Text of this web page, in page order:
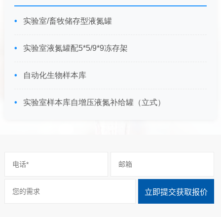
实验室/畜牧储存型液氮罐
实验室液氮罐配5*5/9*9冻存架
自动化生物样本库
实验室样本库自增压液氮补给罐（立式）
立即提交获取报价